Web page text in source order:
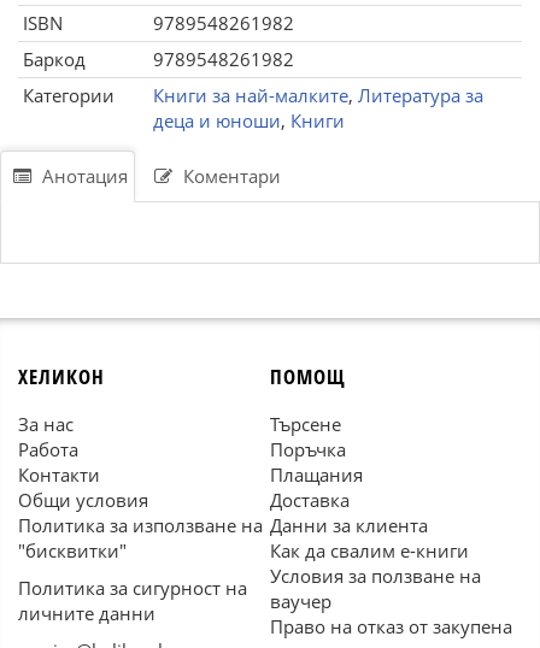
ISBN
9789548261982
Баркод
9789548261982
Категории
Книги за най-малките, Литература за
деца и юноши, Книги
Анотация Коментари
ХЕЛИКОН
За нас
Работа
Контакти
Общи условия
Политика за използване на
"бисквитки"
Политика за сигурност на
личните данни
ПОМОЩ
Търсене
Поръчка
Плащания
Доставка
Данни за клиента
Как да свалим е-книги
Условия за ползване на
ваучер
Право на отказ от закупена